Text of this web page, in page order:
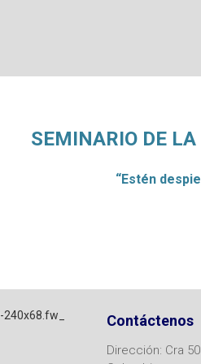
SEMINARIO DE
“Estén
Contáctenos
Dirección: Cra